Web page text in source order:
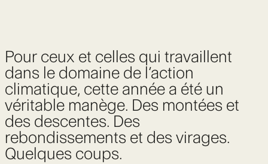
Pour ceux et celles qui travaillent
dans le domaine de l’action
climatique, cette année a été un
véritable manège. Des montées et
des descentes. Des
rebondissements et des virages.
Quelques coups.